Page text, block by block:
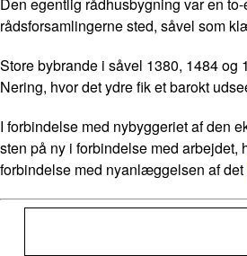
rådsforsamlingerne sted, såvel som
Store bybrande i såvel 1380, 1484 og
Nering, hvor det ydre fik et barokt
I forbindelse med nybyggeriet af den
sten på ny i forbindelse med
forbindelse med nyanlæggelsen af det